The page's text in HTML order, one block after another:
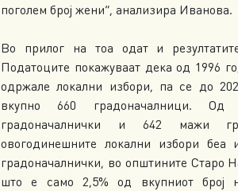
поголем број жени“, анализира Иванова.
Во прилог на тоа одат и
Податоците покажуваат дека од 1996
одржале локални избори, па се до
вкупно 660 градоначалници.
градоначалнички и 642 мажи
овогодинешните локални избори
градоначалнички, во општините Старо
што е само 2,5% од вкупниот број